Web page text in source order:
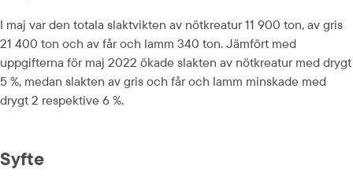
I maj var den totala slaktvikten av nötkreatur 11 900 ton, av gris
21 400 ton och av får och lamm 340 ton. Jämfört med
uppgifterna för maj 2022 ökade slakten av nötkreatur med drygt
5 %, medan slakten av gris och får och lamm minskade med
drygt 2 respektive 6 %.
Syfte